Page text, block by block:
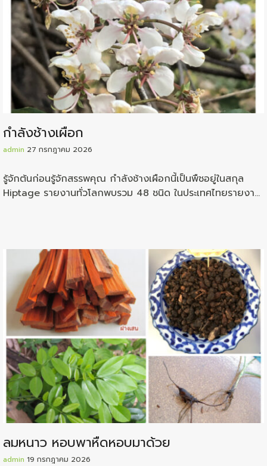
กำลังช้างเผือก
admin 27 กรกฎาคม 2026
รู้จักต้นก่อนรู้จักสรรพคุณ กำลังช้างเผือกนี้เป็นพืชอยู่ในสกุล
Hiptage รายงานทั่วโลกพบรวม 48 ชนิด ในประเทศไทยรายงาน
ลมหนาว หอบพาหืดหอบมาด้วย
admin 19 กรกฎาคม 2026